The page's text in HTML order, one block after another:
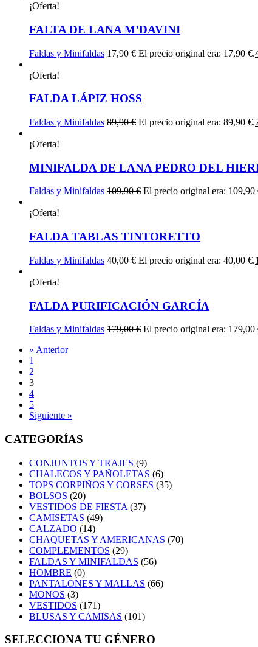
¡Oferta!
FALTA DE LANA M’DAVINI
Faldas y Minifaldas 17,90€ El precio original era: 17,90 €.
¡Oferta!
FALDA LÁPIZ HOSS
Faldas y Minifaldas 89,90€ El precio original era: 89,90 €.
¡Oferta!
MINIFALDA DE LANA PEDRO DEL
Faldas y Minifaldas 109,90€ El precio original era: 109,90
¡Oferta!
FALDA TABLAS TINTORETTO
Faldas y Minifaldas 40,00€ El precio original era: 40,00 €.
¡Oferta!
FALDA PURIFICACIÓN GARCÍA
Faldas y Minifaldas 179,00€ El precio original era: 179,00
« Anterior
1
2
3
4
5
Siguiente »
CATEGORÍAS
CONJUNTOS Y TRAJES (9)
CHALECOS Y PAÑOLETAS (6)
TOPS CORPIÑOS Y CORSES (35)
BOLSOS (20)
VESTIDOS DE FIESTA (37)
CAMISETAS (49)
CALZADO (14)
CHAQUETAS Y AMERICANAS (70)
COMPLEMENTOS (29)
FALDAS Y MINIFALDAS (56)
HOMBRE (0)
PANTALONES Y MALLAS (66)
MONOS (3)
VESTIDOS (171)
BLUSAS Y CAMISAS (101)
SELECCIONA TU GÉNERO